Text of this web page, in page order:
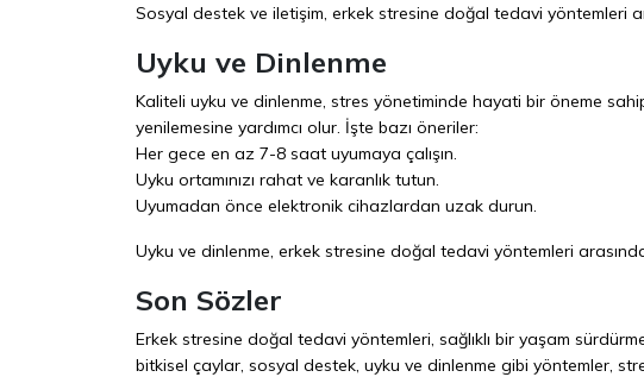
Sosyal destek ve iletişim, erkek stresine doğal tedavi yöntemleri
Uyku ve Dinlenme
Kaliteli uyku ve dinlenme, stres yönetiminde hayati bir öneme
yenilemesine yardımcı olur. İşte bazı öneriler:
Her gece en az 7-8 saat uyumaya çalışın.
Uyku ortamınızı rahat ve karanlık tutun.
Uyumadan önce elektronik cihazlardan uzak durun.
Uyku ve dinlenme, erkek stresine doğal tedavi yöntemleri
Son Sözler
Erkek stresine doğal tedavi yöntemleri, sağlıklı bir yaşam
bitkisel çaylar, sosyal destek, uyku ve dinlenme gibi yöntemler,